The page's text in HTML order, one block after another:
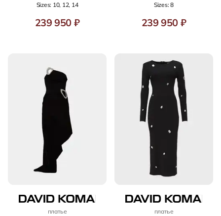
Sizes: 10, 12, 14
239 950 ₽
Sizes: 8
239 950 ₽
платье платье